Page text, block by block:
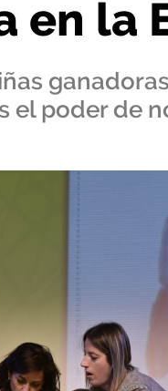
en la
poder de